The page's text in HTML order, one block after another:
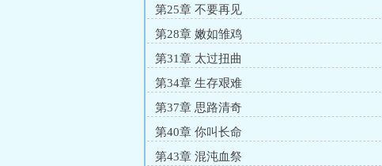
第25章 不要再见
第28章 嫩如雏鸡
第31章 太过扭曲
第34章 生存艰难
第37章 思路清奇
第40章 你叫长命
第43章 混沌血祭